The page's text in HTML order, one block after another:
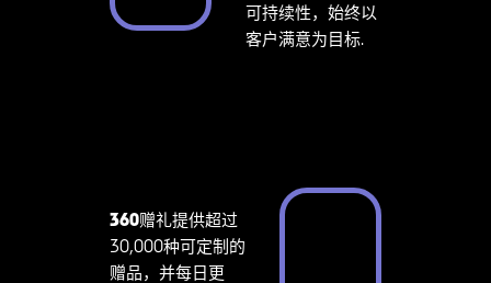
可持续性，始终以
客户满意为目标.
360赠礼提供超过
30,000种可定制的
赠品，并每日更